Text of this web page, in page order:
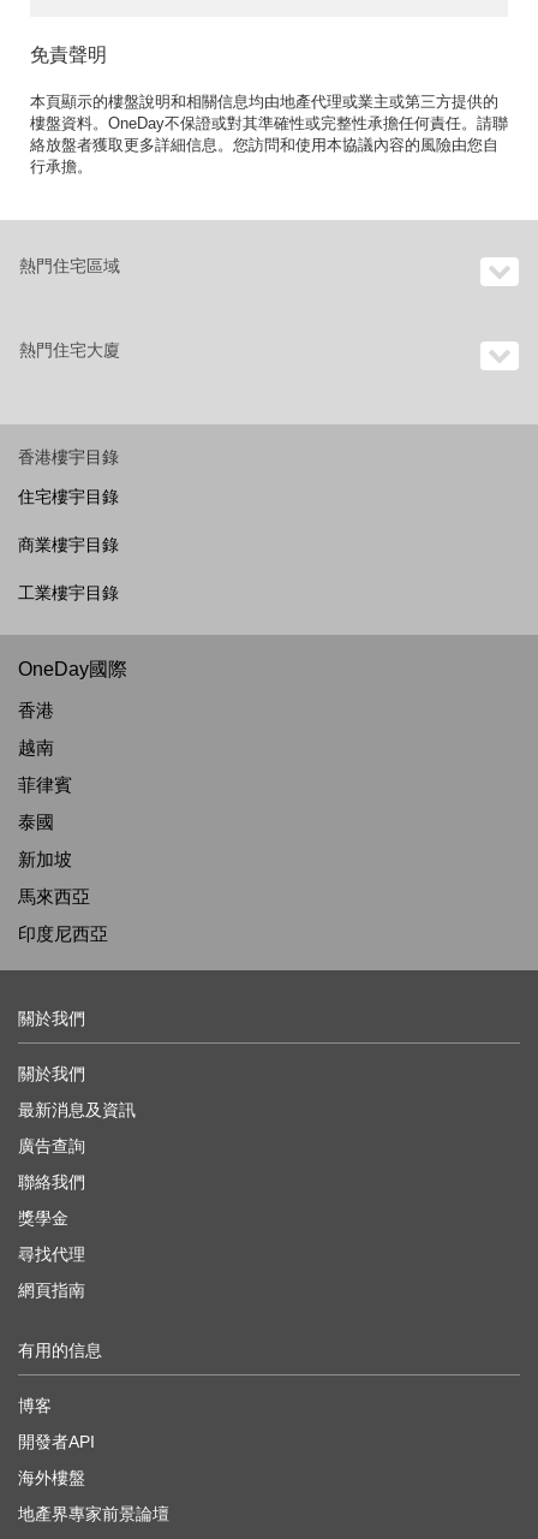
免責聲明
本頁顯示的樓盤說明和相關信息均由地產代理或業主或第三方提供的
樓盤資料。OneDay不保證或對其準確性或完整性承擔任何責任。請聯
絡放盤者獲取更多詳細信息。您訪問和使用本協議內容的風險由您自
行承擔。
熱門住宅區域
熱門住宅大廈
香港樓宇目錄
住宅樓宇目錄
商業樓宇目錄
工業樓宇目錄
OneDay國際
香港
越南
菲律賓
泰國
新加坡
馬來西亞
印度尼西亞
關於我們
關於我們
最新消息及資訊
廣告查詢
聯絡我們
獎學金
尋找代理
網頁指南
有用的信息
博客
開發者API
海外樓盤
地產界專家前景論壇